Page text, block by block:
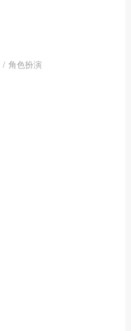
角色扮演